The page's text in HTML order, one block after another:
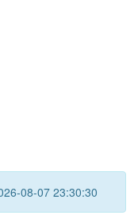
08-07 23:30:30